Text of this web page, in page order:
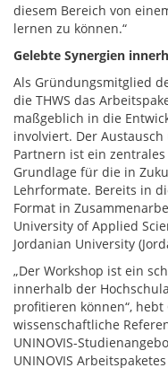
diesem Bereich von
lernen zu können.“
Gelebte Synergien
Als Gründungsmitglied
die THWS das
maßgeblich in die
involviert. Der
Partnern ist ein
Grundlage für die in
Lehrformate. Bereits in
Format in
University of Applied
Jordanian University
„Der Workshop ist ein
innerhalb der
profitieren können“,
wissenschaftliche
UNINOVIS-
UNINOVIS